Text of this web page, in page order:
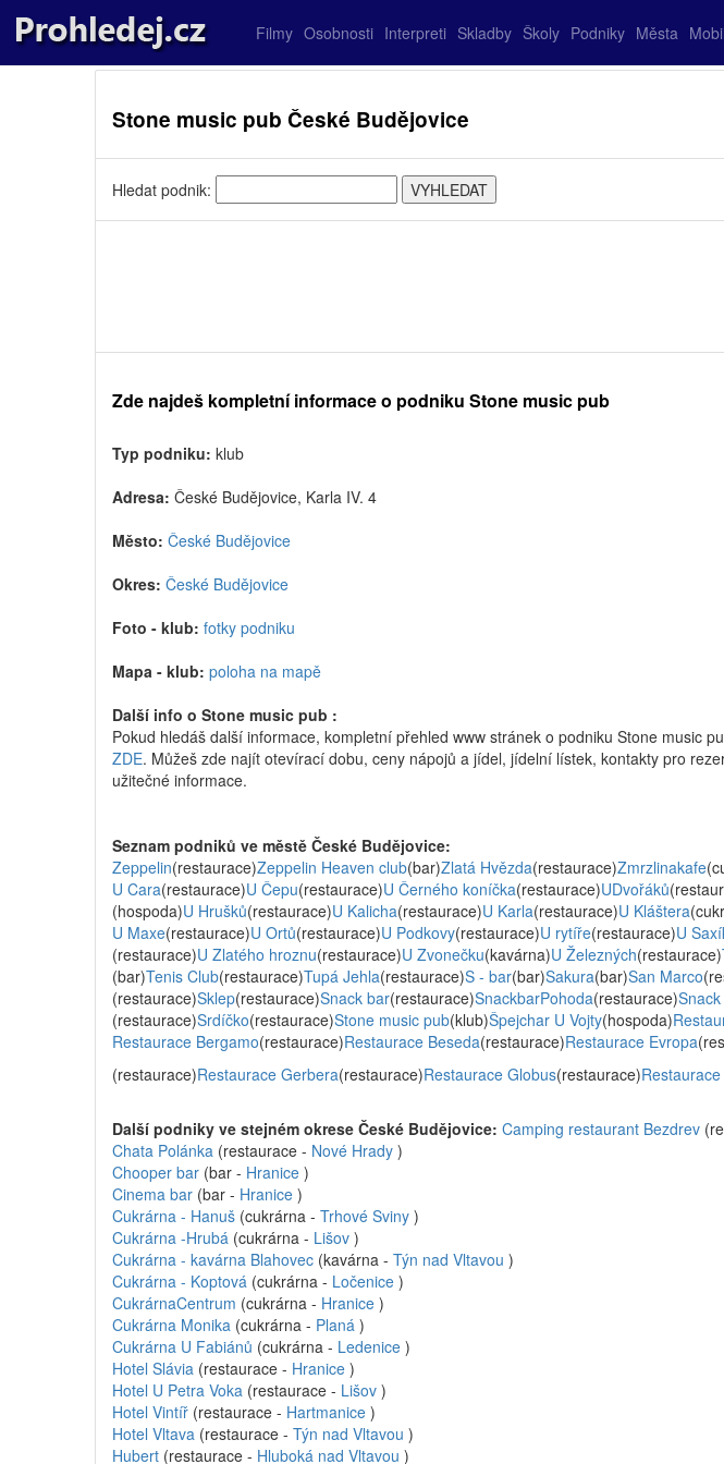
Filmy Osobnosti Interpreti Skladby Školy Podniky Města
Stone music pub České Budějovice
Hledat podnik:
Zde najdeš kompletní informace o podniku Stone music pub
Typ podniku: klub
Adresa: České Budějovice, Karla IV. 4
Město: České Budějovice
Okres: České Budějovice
Foto - klub: fotky podniku
Mapa - klub: poloha na mapě
Další info o Stone music pub :
Pokud hledáš další informace, kompletní přehled www stránek o podniku Stone music
ZDE. Můžeš zde najít otevírací dobu, ceny nápojů a jídel, jídelní lístek, kontakty pro
užitečné informace.
Seznam podniků ve městě České Budějovice:
Zeppelin(restaurace)Zeppelin Heaven club(bar)Zlatá Hvězda(restaurace)Zmrzlinakafe
U Cara(restaurace)U Čepu(restaurace)U Černého koníčka(restaurace)UDvořáků
(hospoda)U Hrušků(restaurace)U Kalicha(restaurace)U Karla(restaurace)U Kláštera
U Maxe(restaurace)U Ortů(restaurace)U Podkovy(restaurace)U rytíře(restaurace)U
(restaurace)U Zlatého hroznu(restaurace)U Zvonečku(kavárna)U Železných(restaurace)
(bar)Tenis Club(restaurace)Tupá Jehla(restaurace)S - bar(bar)Sakura(bar)San Marco
(restaurace)Sklep(restaurace)Snack bar(restaurace)SnackbarPohoda(restaurace)
(restaurace)Srdíčko(restaurace)Stone music pub(klub)Špejchar U Vojty(hospoda)
Restaurace Bergamo(restaurace)Restaurace Beseda(restaurace)Restaurace Evropa
(restaurace)Restaurace Gerbera(restaurace)Restaurace Globus(restaurace)
Další podniky ve stejném okrese České Budějovice: Camping restaurant Bezdrev
Chata Polánka (restaurace - Nové Hrady )
Chooper bar (bar - Hranice )
Cinema bar (bar - Hranice )
Cukrárna - Hanuš (cukrárna - Trhové Sviny )
Cukrárna -Hrubá (cukrárna - Lišov )
Cukrárna - kavárna Blahovec (kavárna - Týn nad Vltavou )
Cukrárna - Koptová (cukrárna - Ločenice )
CukrárnaCentrum (cukrárna - Hranice )
Cukrárna Monika (cukrárna - Planá )
Cukrárna U Fabiánů (cukrárna - Ledenice )
Hotel Slávia (restaurace - Hranice )
Hotel U Petra Voka (restaurace - Lišov )
Hotel Vintíř (restaurace - Hartmanice )
Hotel Vltava (restaurace - Týn nad Vltavou )
Hubert (restaurace - Hluboká nad Vltavou )